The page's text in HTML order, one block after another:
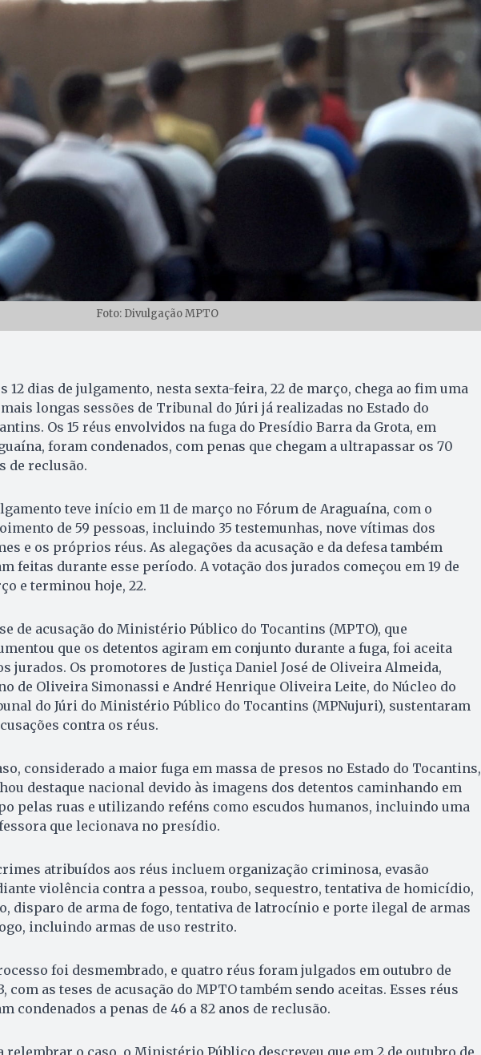
Foto: Divulgação MPTO
12 dias de julgamento, nesta sexta-feira, 22 de março, chega ao fim uma
longas sessões de Tribunal do Júri já realizadas no Estado do
Os 15 réus envolvidos na fuga do Presídio Barra da Grota, em
foram condenados, com penas que chegam a ultrapassar os 70
de reclusão.
teve início em 11 de março no Fórum de Araguaína, com o
de 59 pessoas, incluindo 35 testemunhas, nove vítimas dos
e os próprios réus. As alegações da acusação e da defesa também
feitas durante esse período. A votação dos jurados começou em 19 de
e terminou hoje, 22.
de acusação do Ministério Público do Tocantins (MPTO), que
que os detentos agiram em conjunto durante a fuga, foi aceita
jurados. Os promotores de Justiça Daniel José de Oliveira Almeida,
de Oliveira Simonassi e André Henrique Oliveira Leite, do Núcleo do
do Júri do Ministério Público do Tocantins (MPNujuri), sustentaram
contra os réus.
considerado a maior fuga em massa de presos no Estado do Tocantins,
destaque nacional devido às imagens dos detentos caminhando em
pelas ruas e utilizando reféns como escudos humanos, incluindo uma
que lecionava no presídio.
atribuídos aos réus incluem organização criminosa, evasão
violência contra a pessoa, roubo, sequestro, tentativa de homicídio,
disparo de arma de fogo, tentativa de latrocínio e porte ilegal de armas
incluindo armas de uso restrito.
foi desmembrado, e quatro réus foram julgados em outubro de
com as teses de acusação do MPTO também sendo aceitas. Esses réus
condenados a penas de 46 a 82 anos de reclusão.
relembrar o caso, o Ministério Público descreveu que em 2 de outubro de